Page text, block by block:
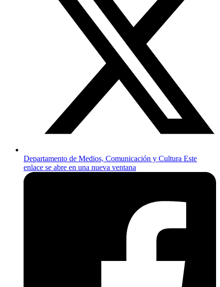
Departamento de Medios, Comunicación y Cultura Este
enlace se abre en una nueva ventana